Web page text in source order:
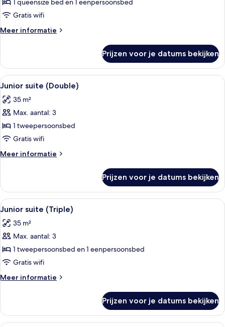
suite
(Triple)
laden
1 queensize bed en 1 eenpersoonsbed
Gratis wifi
Meer informatie
Meer
suite
(Triple)
Prijzen voor je datums bekijken
Alle
foto's
voor
Junior
suite
(Double)
laden
Een moderne hotelkamer met een
7
Junior suite (Double)
35 m²
Max. aantal: 3
1 tweepersoonsbed
Gratis wifi
Meer informatie
Meer
suite
(Double)
Prijzen voor je datums bekijken
Alle
foto's
voor
Junior
suite
(Triple)
laden
Een moderne hotelkamer met een
6
Junior suite (Triple)
35 m²
Max. aantal: 3
1 tweepersoonsbed en 1 eenpersoonsbed
Gratis wifi
Meer informatie
Meer
suite
(Triple)
Prijzen voor je datums bekijken